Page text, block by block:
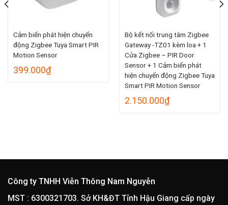
Cảm biến phát hiện chuyển
động Zigbee Tuya Smart PIR
Motion Sensor
399.000₫
Bộ kết nối trung tâm Zigbee
Gateway -TZ01 kèm loa + 1
Cửa Zigbee – PIR Door
Sensor + 1 Cảm biến phát
hiện chuyển động Zigbee Tuya
Smart PIR Motion Sensor
2.150.000₫
Công ty TNHH Viễn Thông Nam Nguyễn
MST : 6300321703. Sở KH&ĐT Tỉnh Hậu Giang cấp ngày